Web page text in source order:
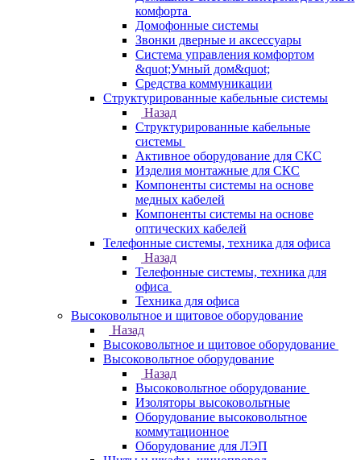
комфорта
Домофонные системы
Звонки дверные и аксессуары
Система управления комфортом
&quot;Умный дом&quot;
Средства коммуникации
Структурированные кабельные системы
Назад
Структурированные кабельные
системы
Активное оборудование для СКС
Изделия монтажные для СКС
Компоненты системы на основе
медных кабелей
Компоненты системы на основе
оптических кабелей
Телефонные системы, техника для офиса
Назад
Телефонные системы, техника для
офиса
Техника для офиса
Высоковольтное и щитовое оборудование
Назад
Высоковольтное и щитовое оборудование
Высоковольтное оборудование
Назад
Высоковольтное оборудование
Изоляторы высоковольтные
Оборудование высоковольтное
коммутационное
Оборудование для ЛЭП